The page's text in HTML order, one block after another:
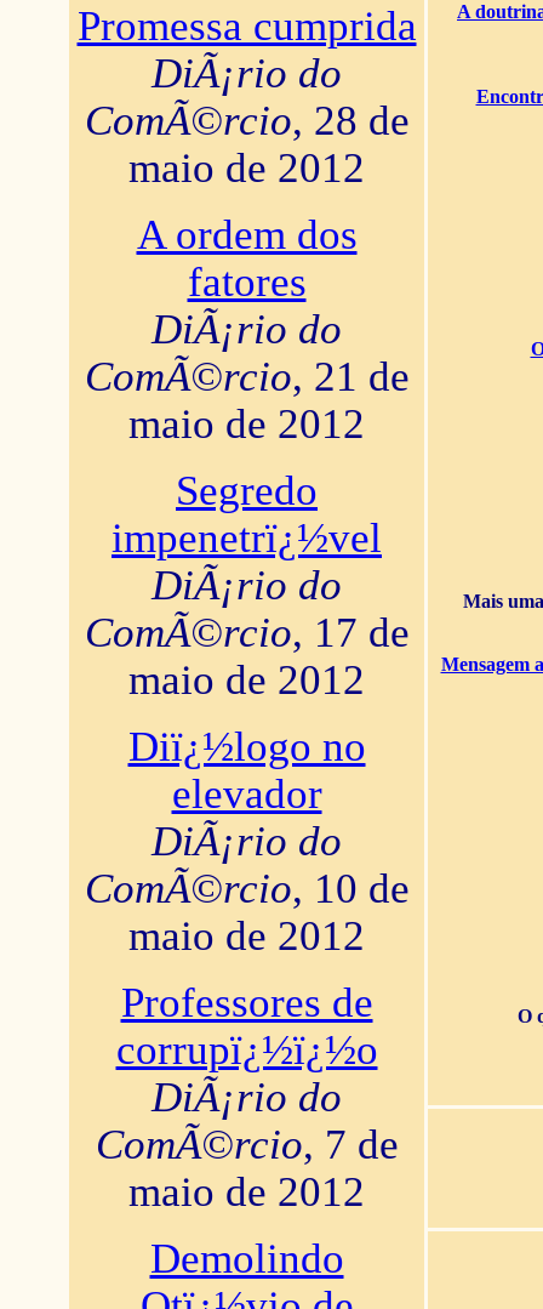
Promessa cumprida
DiÃ¡rio do
ComÃ©rcio, 28 de
maio de 2012
A ordem dos
fatores
DiÃ¡rio do
ComÃ©rcio, 21 de
maio de 2012
Segredo
impenetrï¿½vel
DiÃ¡rio do
ComÃ©rcio, 17 de
maio de 2012
Diï¿½logo no
elevador
DiÃ¡rio do
ComÃ©rcio, 10 de
maio de 2012
Professores de
corrupï¿½ï¿½o
DiÃ¡rio do
ComÃ©rcio, 7 de
maio de 2012
Demolindo
A
Mais
Mensagem
O